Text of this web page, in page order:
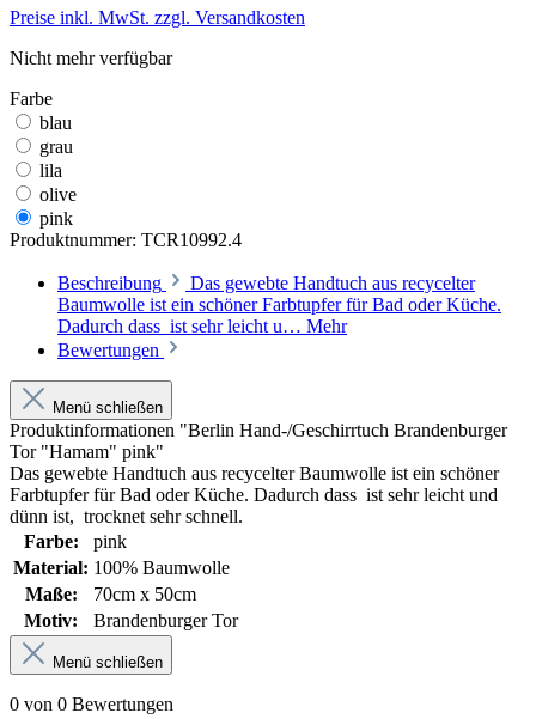
Preise inkl. MwSt. zzgl. Versandkosten
Nicht mehr verfügbar
Farbe
blau
grau
lila
olive
pink
Produktnummer: TCR10992.4
Beschreibung
Das gewebte Handtuch aus recycelter
Baumwolle ist ein schöner Farbtupfer für Bad oder Küche.
Dadurch dass ist sehr leicht u… Mehr
Bewertungen
Menü schließen
Produktinformationen "Berlin Hand-/Geschirrtuch Brandenburger
Tor "Hamam" pink"
Das gewebte Handtuch aus recycelter Baumwolle ist ein schöner
Farbtupfer für Bad oder Küche. Dadurch dass ist sehr leicht und
dünn ist, trocknet sehr schnell.
Farbe:
pink
Material: 100% Baumwolle
Maße:
70cm x 50cm
Motiv:
Brandenburger Tor
Menü schließen
0 von 0 Bewertungen